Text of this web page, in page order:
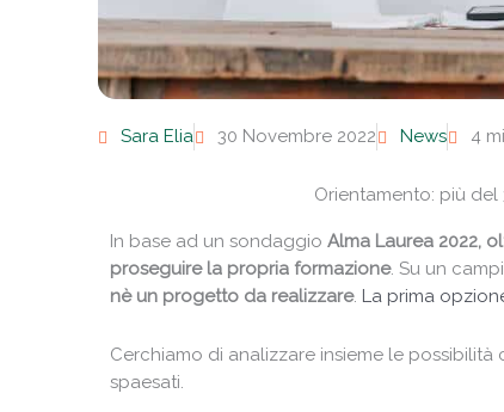
Sara Elia 30 Novembre 2022 News 4
Orientamento: più
In base ad un sondaggio Alma Laurea 2022,
proseguire la propria formazione. Su un
nè un progetto da realizzare. La prima
Cerchiamo di analizzare insieme le
spaesati.